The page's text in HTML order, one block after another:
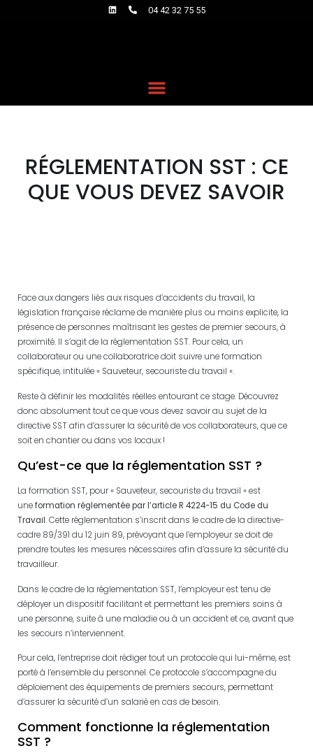
04 42 32 75 55
RÉGLEMENTATION SST : CE
QUE VOUS DEVEZ SAVOIR
Face aux dangers liés aux risques d’accidents du travail, la
législation française réclame de manière plus ou moins explicite, la
présence de personnes maîtrisant les gestes de premier secours, à
proximité. Il s’agit de la réglementation SST. Pour cela, un
collaborateur ou une collaboratrice doit suivre une formation
spécifique, intitulée « Sauveteur, secouriste du travail ».
Reste à définir les modalités réelles entourant ce stage. Découvrez
donc absolument tout ce que vous devez savoir au sujet de la
directive SST afin d’assurer la sécurité de vos collaborateurs, que ce
soit en chantier ou dans vos locaux !
Qu’est-ce que la réglementation SST ?
La formation SST, pour « Sauveteur, secouriste du travail » est
uneformation réglementée par l’article R 4224-15 du Code du
Travail. Cette réglementation s’inscrit dans le cadre de la directive-
cadre 89/391 du 12 juin 89, prévoyant que l’employeur se doit de
prendre toutes les mesures nécessaires afin d’assure la sécurité du
travailleur.
Dans le cadre de la réglementation SST, l’employeur est tenu de
déployer un dispositif facilitant et permettant les premiers soins à
une personne, suite à une maladie ou à un accident et ce, avant que
les secours n’interviennent.
Pour cela, l’entreprise doit rédiger tout un protocole qui lui-même, est
porté à l’ensemble du personnel. Ce protocole s’accompagne du
déploiement des équipements de premiers secours, permettant
d’assurer la sécurité d’un salarié en cas de besoin.
Comment fonctionne la réglementation
SST ?